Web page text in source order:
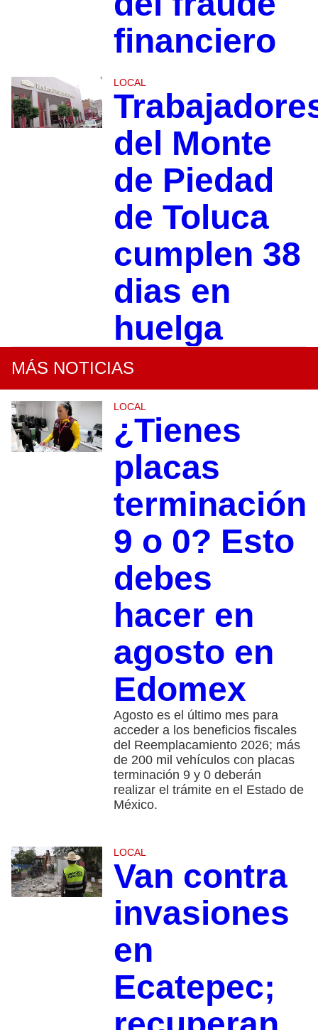
financiero
LOCAL
del Monte
de Piedad
de Toluca
cumplen 38
dias en
huelga
MÁS NOTICIAS
LOCAL
¿Tienes
placas
terminación
9 o 0? Esto
debes
hacer en
agosto en
Edomex
Agosto es el último mes para
acceder a los beneficios fiscales
del Reemplacamiento 2026; más
de 200 mil vehículos con placas
terminación 9 y 0 deberán
realizar el trámite en el Estado de
México.
LOCAL
Van contra
invasiones
en
Ecatepec;